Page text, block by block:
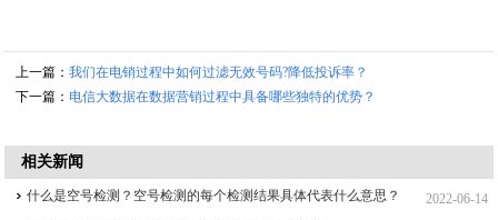
上一篇：我们在电销过程中如何过滤无效号码?降低投诉率？
下一篇： 电信大数据在数据营销过程中具备哪些独特的优势？
相关新闻
2022-06-14
什么是空号检测？空号检测的每个检测结果具体代表什么意思？